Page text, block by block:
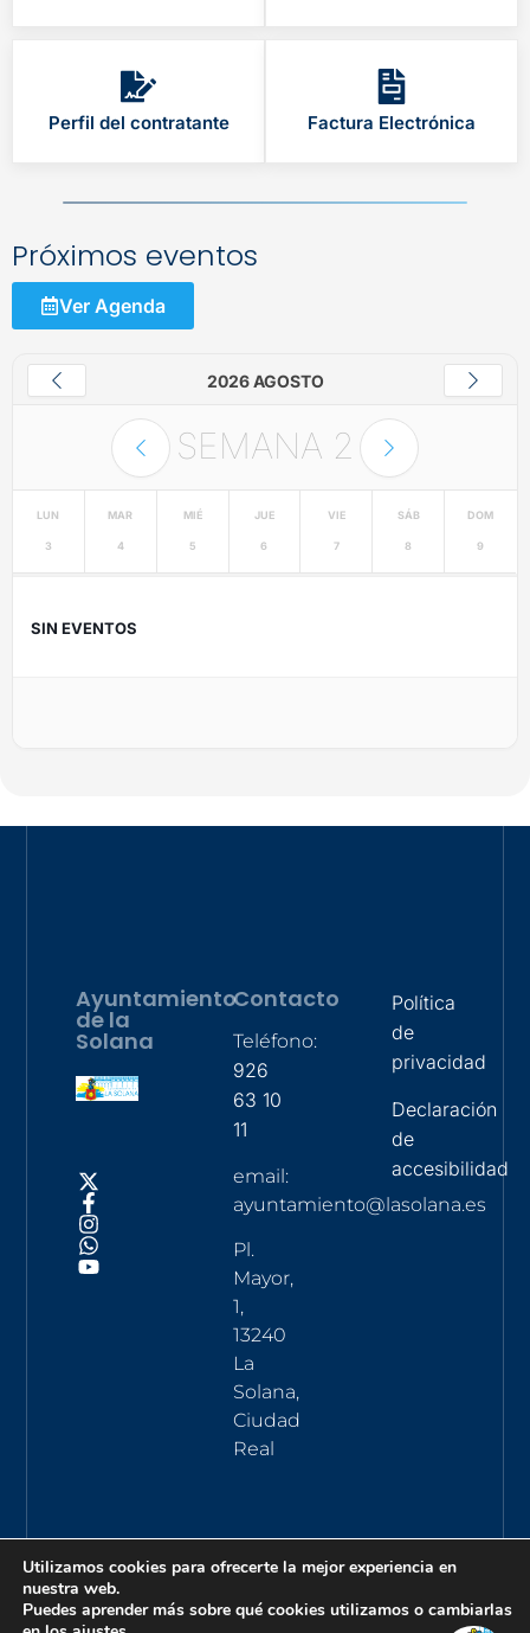
Perfil del contratante Factura Electrónica
Próximos eventos
Ver Agenda
2026 AGOSTO
SEMANA 2
LUN
3
MAR
4
MIÉ
5
JUE
6
VIE
7
SÁB
8
DOM
9
SIN EVENTOS
Ayuntamiento
de la
Solana
Contacto
Teléfono:
926
63 10
11
email:
ayuntamiento@lasolana.es
Pl.
Mayor,
1,
13240
La
Solana,
Ciudad
Real
Política
de
privacidad
Declaración
de
accesibilidad
Utilizamos cookies para ofrecerte la mejor experiencia en
nuestra web.
Puedes aprender más sobre qué cookies utilizamos o cambiarlas